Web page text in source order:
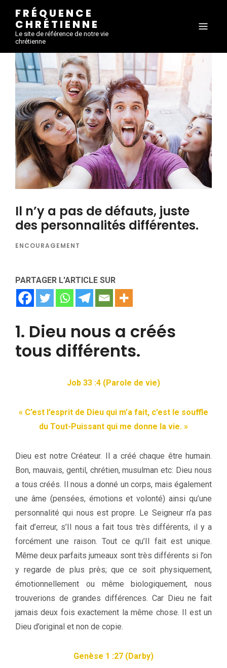
FRÉQUENCE
CHRÉTIENNE
Le site de référence de notre vie
chrétienne
Il n’y a pas de défauts, juste
des personnalités différentes.
ENCOURAGEMENT
PARTAGER L'ARTICLE SUR
1. Dieu nous a créés
tous différents.
Job 33 :4 (Parole de vie)
« C’est l’esprit de Dieu qui m’a fait, c’est le souffle
du Tout-Puissant qui me donne la vie. »
Dieu est notre Créateur. Il a créé chaque être humain.
Bon, mauvais, gentil, chrétien, musulman etc: Dieu nous
a tous créés. Il nous a donné un corps, mais également
une âme (pensées, émotions et volonté) ainsi qu’une
personnalité qui nous est propre. Le Seigneur n’a pas
fait d’erreur, s’Il nous a fait tous très différents, il y a
forcément une raison. Tout ce qu’Il fait est unique.
Même deux parfaits jumeaux sont très différents si l’on
y regarde de plus près; que ce soit physiquement,
émotionnellement ou même biologiquement, nous
trouverions de grandes différences. Car Dieu ne fait
jamais deux fois exactement la même chose. Il est un
Dieu d’original et non de copie.
Genèse 1 :27 (Darby)